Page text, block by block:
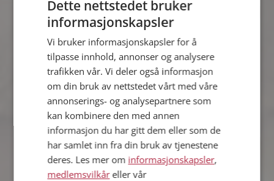
Per
36 år fra Time i Rogaland
Søker kvinne 25 - 39 år
Hvis du er medlem kan du matche din
personlighet mot Per eller noen av de
andre single. Kanskje passer dere
sammen som hånd i hanske?
Linda
39 år fra Time i Rogaland
Dette nettstedet bruker
informasjonskapsler
Vi bruker informasjonskapsler for å
tilpasse innhold, annonser og analysere
trafikken vår. Vi deler også informasjon
om din bruk av nettstedet vårt med våre
annonserings- og analysepartnere som
kan kombinere den med annen
informasjon du har gitt dem eller som de
har samlet inn fra din bruk av tjenestene
deres. Les mer om informasjonskapsler,
medlemsvilkåreller vår